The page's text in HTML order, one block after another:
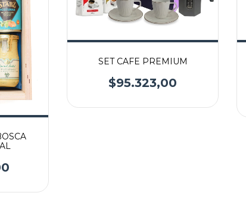
SET CAFE PREMIUM
$95.323,00